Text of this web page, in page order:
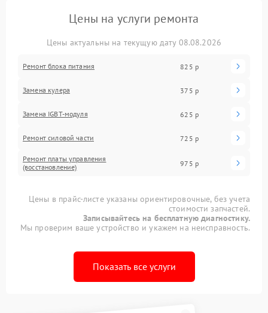
Цены на услуги ремонта
Цены актуальны на текущую дату 08.08.2026
Ремонт блока питания 825 р
Замена кулера 375 р
Замена IGBT-модуля 625 р
Ремонт силовой части 725 р
Ремонт платы управления
(восстановление)
975 р
Цены в прайс-листе указаны ориентировочные, без учета
стоимости запчастей.
Записывайтесь на бесплатную диагностику.
Мы проверим ваше устройство и укажем на неисправность.
Показать все услуги